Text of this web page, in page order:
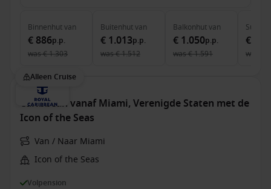
Binnenhutvan
€ 886p.p.
was€ 1.303
Buitenhutvan
€ 1.013p.p.
was€ 1.512
Balkonhutvan
€ 1.050p.p.
was€ 1.591
Suite
€
was
Alleen Cruise
Caribbean vanaf Miami, Verenigde Staten met de
Icon of the Seas
Van / Naar Miami
Icon of the Seas
Volpension